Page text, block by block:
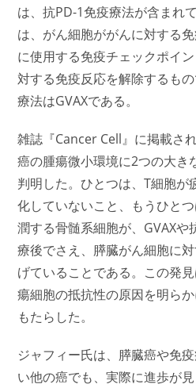
は、抗PD-1免疫療法が含まれ
は、がん細胞ががんに対する
に使用する免疫チェックポイ
対する免疫反応を解除するも
療法はGVAXである。
雑誌『Cancer Cell』に掲載さ
癌の腫瘍微小環境に2つの大き
判明した。ひとつは、T細胞が
化していないこと、もうひと
潤する骨髄系細胞が、GVAX
療後でさえ、膵臓がん細胞に
げていることである。この発
瘍細胞の抵抗性の原因を明ら
もたらした。
ジャフィー氏は、膵臓癌や免
い他の癌でも、実際に進歩が